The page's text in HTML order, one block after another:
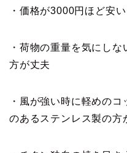
・価格が3000円ほど安い
・荷物の重量を気にし
方が丈夫
・風が強い時に軽めの
のあるステンレス製の方